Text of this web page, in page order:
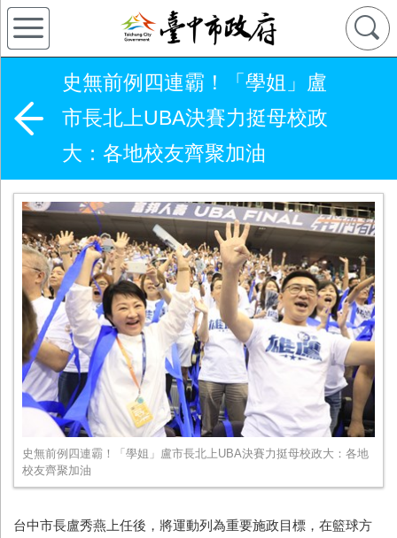
史無前例四連霸！「學姐」盧
市長北上UBA決賽力挺母校政
大：各地校友齊聚加油
史無前例四連霸！「學姐」盧市長北上UBA決賽力挺母校政大：各地
校友齊聚加油
台中市長盧秀燕上任後，將運動列為重要施政目標，在籃球方